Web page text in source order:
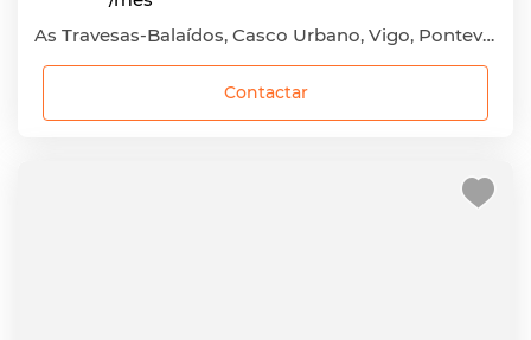
As Travesas-Balaídos, Casco Urbano, Vigo, Pontevedra
Contactar